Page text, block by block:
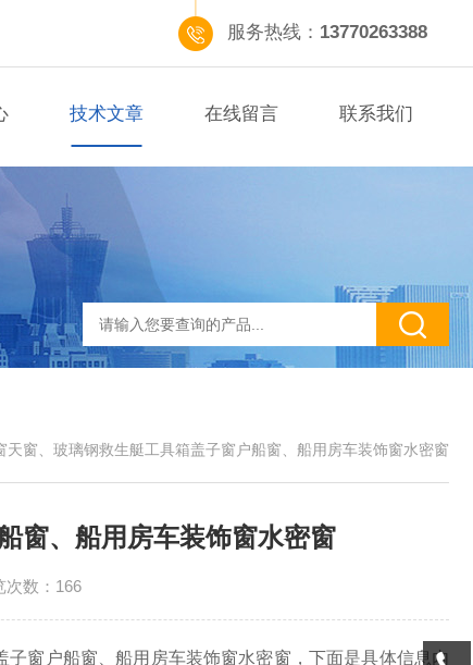
服务热线： 13770263388
技术文章 在线留言 联系我们
天窗、玻璃钢救生艇工具箱盖子窗户船窗、船用房车装饰窗水密窗
窗、船用房车装饰窗水密窗
次数：166
窗、船用房车装饰窗水密窗，下面是具体信息内